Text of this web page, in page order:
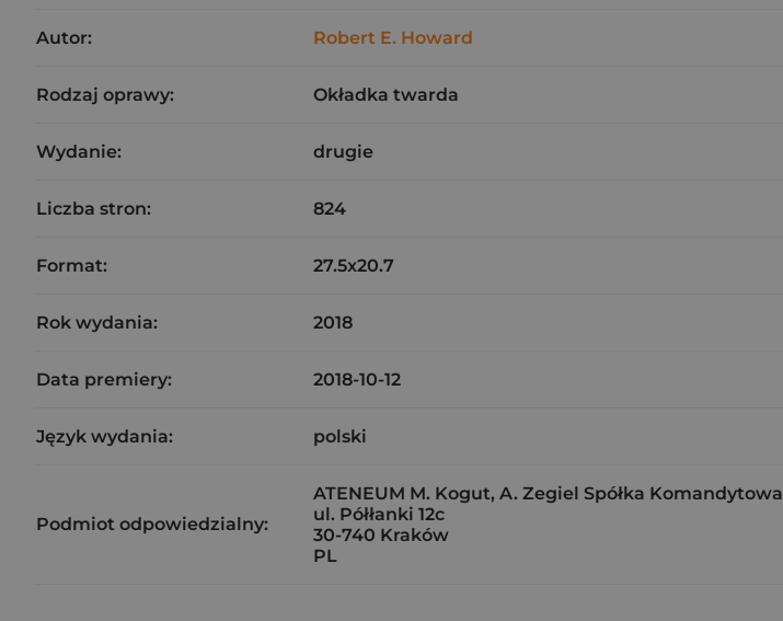
Autor: Robert E. Howard
Rodzaj oprawy: Okładka twarda
Wydanie: drugie
Liczba stron: 824
Format: 27.5x20.7
Rok wydania: 2018
Data premiery: 2018-10-12
Język wydania: polski
Podmiot odpowiedzialny:
ATENEUM M. Kogut, A. Zegiel Spółka Komandytowa
ul. Półłanki 12c
30-740 Kraków
PL